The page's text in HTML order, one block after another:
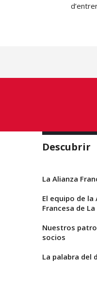
Descubrir
La Alianza
El equipo de la
Francesa de
Nuestros
socios
La palabra del